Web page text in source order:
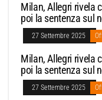
Milan, Allegri rivela
poi la sentenza sul
27 Settembre 2025
Milan, Allegri rivela
poi la sentenza sul
27 Settembre 2025